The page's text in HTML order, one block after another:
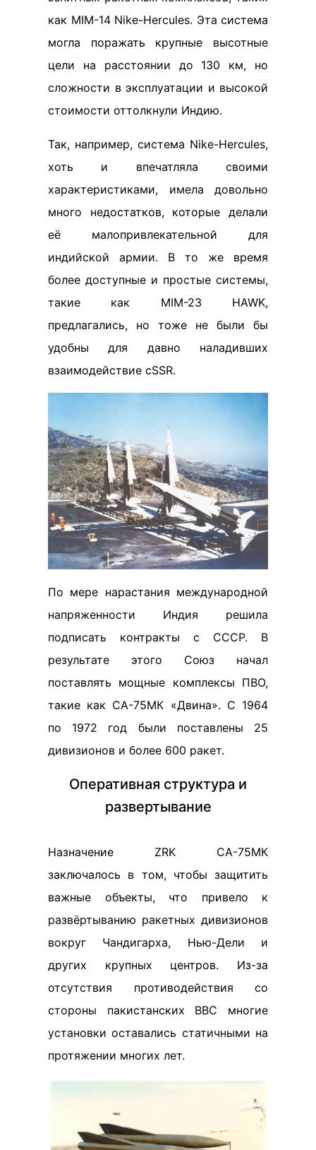
как MIM-14 Nike-Hercules. Эта система
могла поражать крупные высотные
цели на расстоянии до 130 км, но
сложности в эксплуатации и высокой
стоимости оттолкнули Индию.
Так, например, система Nike-Hercules,
хоть и впечатляла своими
характеристиками, имела довольно
много недостатков, которые делали
её малопривлекательной для
индийской армии. В то же время
более доступные и простые системы,
такие как MIM-23 HAWK,
предлагались, но тоже не были бы
удобны для давно наладивших
взаимодействие сSSR.
По мере нарастания международной
напряженности Индия решила
подписать контракты с СССР. В
результате этого Союз начал
поставлять мощные комплексы ПВО,
такие как СА-75МК «Двина». С 1964
по 1972 год были поставлены 25
дивизионов и более 600 ракет.
Оперативная структура и
развертывание
Назначение ZRK СА-75МК
заключалось в том, чтобы защитить
важные объекты, что привело к
развёртыванию ракетных дивизионов
вокруг Чандигарха, Нью-Дели и
других крупных центров. Из-за
отсутствия противодействия со
стороны пакистанских ВВС многие
установки оставались статичными на
протяжении многих лет.